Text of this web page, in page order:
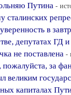
Путина -
сталинских
в
депутатах ГД и
не поставлена -
за
великим
капиталах